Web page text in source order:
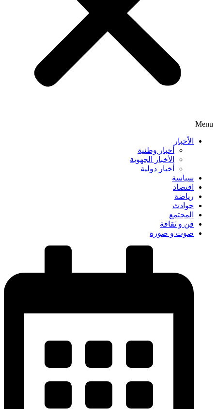
Menu
الأخبار
أخبار وطنية
الأخبار الجهوية
أخبار دولية
سياسة
اقتصاد
رياضة
حوادث
المجتمع
فن و ثقافة
صوت و صورة